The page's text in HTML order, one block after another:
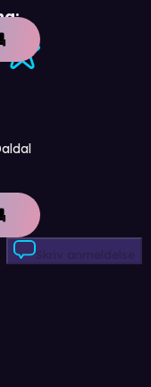
Skriv anmeldelse